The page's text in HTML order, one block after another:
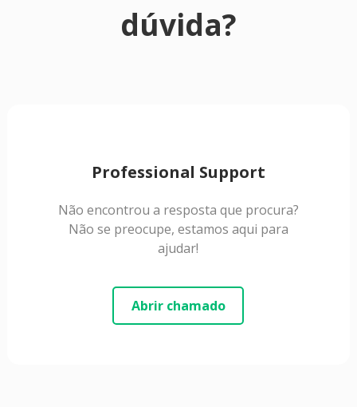
dúvida?
Professional Support
Não encontrou a resposta que procura?
Não se preocupe, estamos aqui para
ajudar!
Abrir chamado